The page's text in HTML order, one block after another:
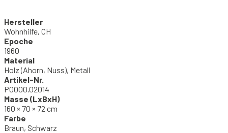
Hersteller
Wohnhilfe, CH
Epoche
1960
Material
Holz (Ahorn, Nuss), Metall
Artikel-Nr.
P0000.02014
Masse (LxBxH)
160 × 70 × 72 cm
Farbe
Braun, Schwarz